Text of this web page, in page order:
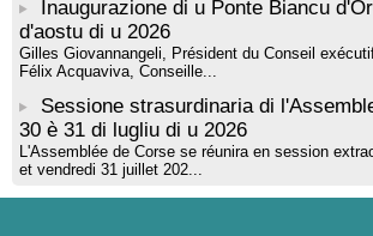
Inaugurazione di u Ponte Biancu
d'aostu di u 2026
Gilles Giovannangeli, Président du Conseil
Félix Acquaviva, Conseille...
Sessione strasurdinaria di
30 è 31 di lugliu di u 2026
L'Assemblée de Corse se réunira en session
et vendredi 31 juillet 202...